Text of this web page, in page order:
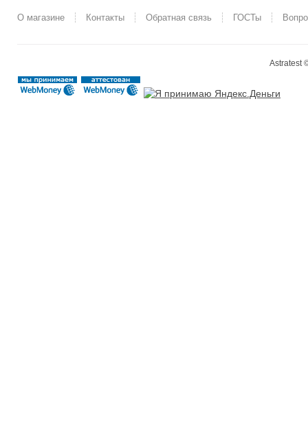
О магазине Контакты Обратная связь ГОСТы
Astratest